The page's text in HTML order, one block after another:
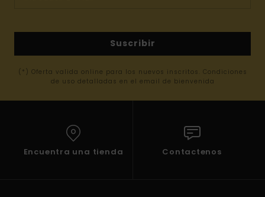
Suscribir
(*) Oferta valida online para los nuevos inscritos. Condiciones
de uso detalladas en el email de bienvenida
Encuentra una tienda Contactenos